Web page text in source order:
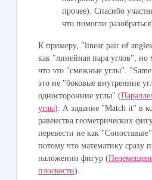
прочее). Спасибо
что помогли разобраться!
К примеру, "linear pair of
как "линейная пара углов", но
что это "смежные углы".
это не "боковые внутренние
односторонние углы" (
углы). А задание "Match it" в
равенства геометрических
перевести не как
потому что математику сразу
наложении фигур (
плоскости).